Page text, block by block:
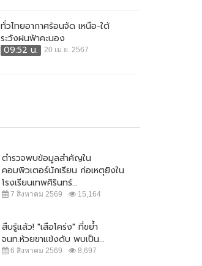
ทั่วไทยอากาศร้อนจัด เหนือ-ใต้
ระวังฝนฟ้าคะนอง
09:52 น.
20 เม.ย. 2567
ตำรวจพบข้อมูลสำคัญใน
คอมพิวเตอร์นักเรียน ก่อเหตุยิงใน
โรงเรียนเทพศิรินทร์...
7 สิงหาคม 2569 15,164
สืบรู้แล้ว! "เสือโคร่ง" ที่ขย้ำ
จนท.ห้วยขาแข้งดับ พบเป็น...
6 สิงหาคม 2569 8,697